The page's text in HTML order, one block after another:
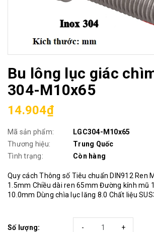
Bu lông lục giác
304-M10x65
14.904₫
Mã sản phẩm:
LGC304-M10x65
Thương hiệu:
Trung Quốc
Tình trạng:
Còn hàng
Quy cách Thông số Tiêu chuẩn DIN912 Ren
1.5mm Chiều dài ren 65mm Đường kính mũ
10.0mm Dùng chìa lục lăng 8.0 Chất liệu
Số lượng: +
-